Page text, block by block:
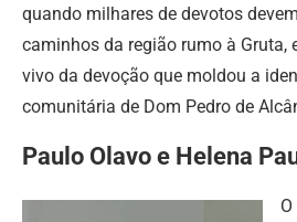
quando milhares de devotos
caminhos da região rumo à Gruta,
vivo da devoção que moldou a
comunitária de Dom Pedro de
Paulo Olavo e Helena